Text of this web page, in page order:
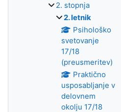
2. stopnja
2. letnik
Psihološko
svetovanje
17/18
(preusmeritev)
Praktično
usposabljanje v
delovnem
okolju 17/18